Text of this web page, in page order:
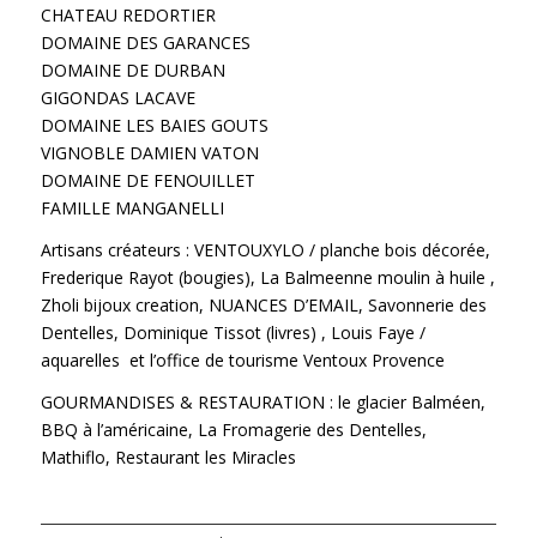
CHATEAU REDORTIER
DOMAINE DES GARANCES
DOMAINE DE DURBAN
GIGONDAS LACAVE
DOMAINE LES BAIES GOUTS
VIGNOBLE DAMIEN VATON
DOMAINE DE FENOUILLET
FAMILLE MANGANELLI
Artisans créateurs : VENTOUXYLO / planche bois décorée,
Frederique Rayot (bougies), La Balmeenne moulin à huile ,
Zholi bijoux creation, NUANCES D’EMAIL, Savonnerie des
Dentelles, Dominique Tissot (livres) , Louis Faye /
aquarelles et l’office de tourisme Ventoux Provence
GOURMANDISES & RESTAURATION : le glacier Balméen,
BBQ à l’américaine, La Fromagerie des Dentelles,
Mathiflo, Restaurant les Miracles